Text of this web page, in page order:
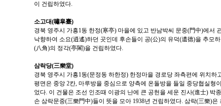
이 건립하였다.
소고대(嘯皐臺)
경북 영주시 가흥1동 한정(寒亭) 마을에 있고 반남박씨 문중(門中)에서
낙향하여 소요(逍遙)하던 곳인데 후손들이 공(公)의 유덕(遺德)을 추모
(八角)의 정각(亭閣)을 건립하였다.
삼락당(三樂堂)
경북 영주시 가흥1동(문정동 하한정) 한정마을 경로당 좌측편에 위치하
평면은 중앙 2칸, 마루방을 중심으로 양측에 온돌방을 들일 중당협실형
었다. 이 건물은 조선 인조때 이광의 난에 큰 공헌을 세운 진사(進士) 박
손 삼락문중(三樂門中)들이 뜻을 모아 1938년 건립하였다. 삼락(三樂)